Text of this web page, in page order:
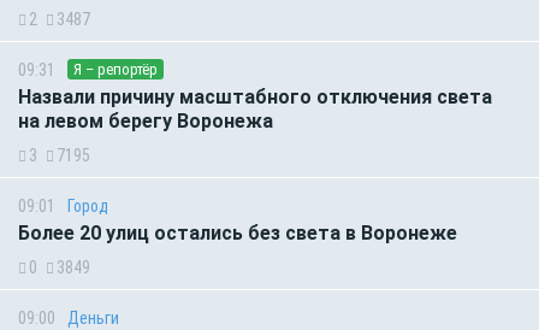
2 3487
09:31 Я – репортёр
Назвали причину масштабного отключения света
на левом берегу Воронежа
3 7195
09:01 Город
Более 20 улиц остались без света в Воронеже
0 3849
09:00 Деньги